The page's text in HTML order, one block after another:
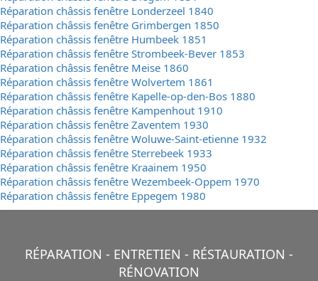
Réparation châssis fenêtre Londerzeel 1840
Réparation châssis fenêtre Grimbergen 1850
Réparation châssis fenêtre Humbeek 1851
Réparation châssis fenêtre Strombeek-Bever 1853
Réparation châssis fenêtre Meise 1860
Réparation châssis fenêtre Wolvertem 1861
Réparation châssis fenêtre Kapelle-op-den-Bos 1880
Réparation châssis fenêtre Kampenhout 1910
Réparation châssis fenêtre Zaventem 1930
Réparation châssis fenêtre Woluwe-Saint-etienne 1932
Réparation châssis fenêtre Sterrebeek 1933
Réparation châssis fenêtre Kraainem 1950
Réparation châssis fenêtre Wezembeek-Oppem 1970
Réparation châssis fenêtre Eppegem 1980
RÉPARATION - ENTRETIEN - RÉSTAURATION -
RÉNOVATION